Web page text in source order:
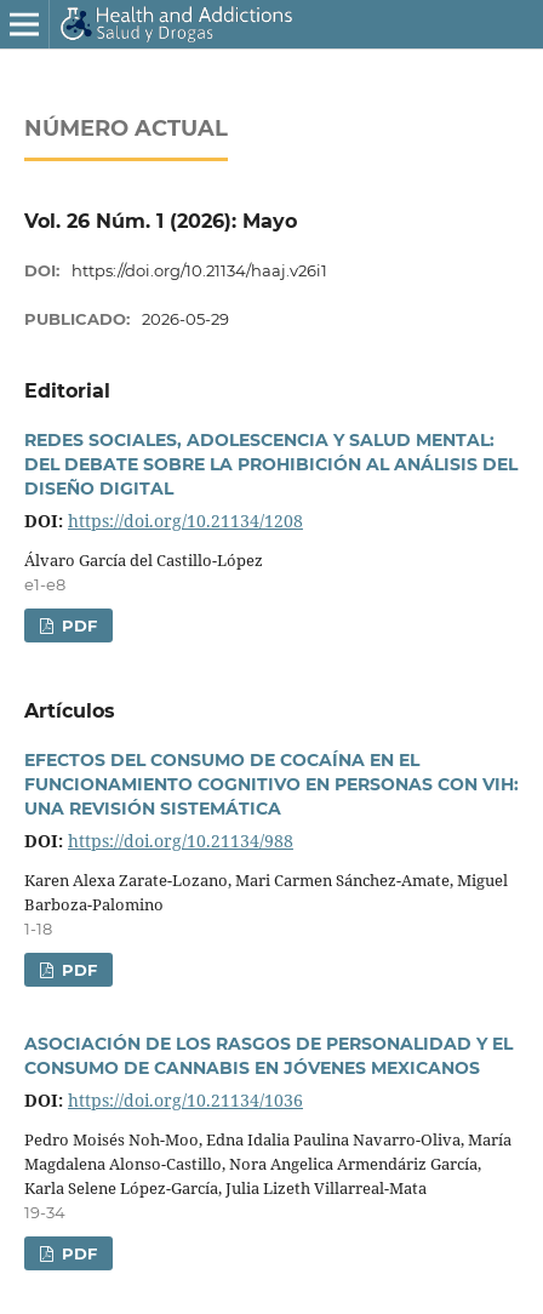
NÚMERO ACTUAL
Vol. 26 Núm. 1 (2026): Mayo
DOI: https://doi.org/10.21134/haaj.v26i1
PUBLICADO: 2026-05-29
Editorial
REDES SOCIALES, ADOLESCENCIA Y SALUD MENTAL:
DEL DEBATE SOBRE LA PROHIBICIÓN AL ANÁLISIS DEL
DISEÑO DIGITAL
DOI: https://doi.org/10.21134/1208
Álvaro Garcí­a del Castillo-López
e1-e8
PDF
Artí­culos
EFECTOS DEL CONSUMO DE COCAÍNA EN EL
FUNCIONAMIENTO COGNITIVO EN PERSONAS CON VIH:
UNA REVISIÓN SISTEMÁTICA
DOI: https://doi.org/10.21134/988
Karen Alexa Zarate-Lozano, Mari Carmen Sánchez-Amate, Miguel
Barboza-Palomino
1-18
PDF
ASOCIACIÓN DE LOS RASGOS DE PERSONALIDAD Y EL
CONSUMO DE CANNABIS EN JÓVENES MEXICANOS
DOI: https://doi.org/10.21134/1036
Pedro Moisés Noh-Moo, Edna Idalia Paulina Navarro-Oliva, Marí­a
Magdalena Alonso-Castillo, Nora Angelica Armendáriz Garcí­a,
Karla Selene López-Garcí­a, Julia Lizeth Villarreal-Mata
19-34
PDF